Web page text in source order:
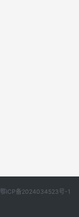
鄂ICP备2024034523号-1